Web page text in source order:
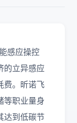
感应操控
的立异感应
费。昕诺飞
等职业量身
达到低碳节